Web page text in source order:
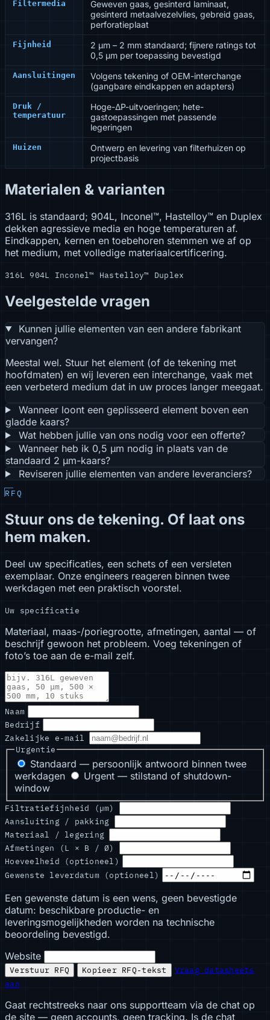
Filtermedia
Geweven gaas, gesinterd laminaat,
gesinterd metaalvezelvlies, gebreid gaas,
perforatieplaat
Fijnheid
2 µm – 2 mm standaard; fijnere ratings tot
0,5 µm per toepassing bevestigd
Aansluitingen
Volgens tekening of OEM-interchange
(gangbare eindkappen en adapters)
Druk /
temperatuur
Hoge-ΔP-uitvoeringen; hete-
gastoepassingen met passende
legeringen
Huizen
Ontwerp en levering van filterhuizen op
projectbasis
Materialen & varianten
316L is standaard; 904L, Inconel™, Hastelloy™ en Duplex
dekken agressieve media en hoge temperaturen af.
Eindkappen, kernen en toebehoren stemmen we af op
het medium, met volledige materiaalcertificering.
316L 904L Inconel™ Hastelloy™ Duplex
Veelgestelde vragen
Kunnen jullie elementen van een andere fabrikant
vervangen?
Meestal wel. Stuur het element (of de tekening met
hoofdmaten) en wij leveren een interchange, vaak met
een verbeterd medium dat in uw proces langer meegaat.
Wanneer loont een geplisseerd element boven een
gladde kaars?
Wat hebben jullie van ons nodig voor een offerte?
Wanneer heb ik 0,5 µm nodig in plaats van de
standaard 2 µm-kaars?
Reviseren jullie elementen van andere leveranciers?
RFQ
Stuur ons de tekening. Of laat ons
hem maken.
Deel uw specificaties, een schets of een versleten
exemplaar. Onze engineers reageren binnen twee
werkdagen met een praktisch voorstel.
Uw specificatie
Materiaal, maas-/poriegrootte, afmetingen, aantal — of
beschrijf gewoon het probleem. Voeg tekeningen of
foto’s toe aan de e-mail zelf.
Naam
Bedrijf
Zakelijke e-mail
Urgentie
Standaard — persoonlijk antwoord binnen twee
werkdagen
Urgent — stilstand of shutdown-
window
Filtratiefijnheid (µm)
Aansluiting / pakking
Materiaal / legering
Afmetingen (L × B / Ø)
Hoeveelheid (optioneel)
Gewenste leverdatum (optioneel)
Een gewenste datum is een wens, geen bevestigde
datum: beschikbare productie- en
leveringsmogelijkheden worden na technische
beoordeling bevestigd.
Website
Verstuur RFQ Kopieer RFQ-tekst
Vraag datasheets
aan
Gaat rechtstreeks naar ons supportteam via de chat op
de site — geen accounts, geen tracking. Is de chat